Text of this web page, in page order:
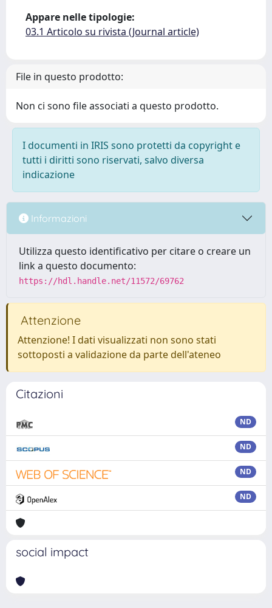
Appare nelle tipologie:
03.1 Articolo su rivista (Journal article)
File in questo prodotto:
Non ci sono file associati a questo prodotto.
I documenti in IRIS sono protetti da copyright e
tutti i diritti sono riservati, salvo diversa
indicazione
Informazioni
Utilizza questo identificativo per citare o creare un
link a questo documento:
https://hdl.handle.net/11572/69762
Attenzione
Attenzione! I dati visualizzati non sono stati
sottoposti a validazione da parte dell'ateneo
Citazioni
ND
ND
ND
ND
social impact